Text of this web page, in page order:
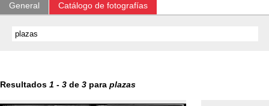
General Catálogo de fotografías
Resultados 1 - 3 de 3 para plazas